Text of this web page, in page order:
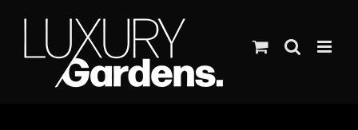
inhoud